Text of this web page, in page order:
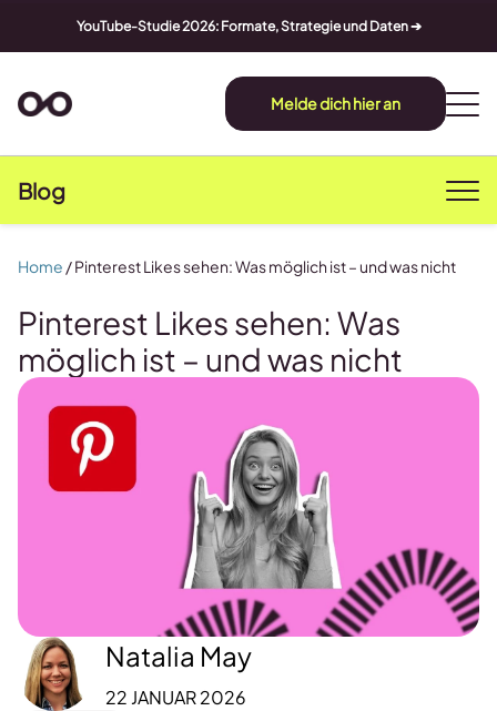
YouTube-Studie 2026: Formate, Strategie und Daten ➔
Melde dich hier an
Blog
Pinterest Likes sehen: Was
möglich ist – und was nicht
Natalia May
22 JANUAR 2026
Home /Pinterest Likes sehen: Was möglich ist – und was nicht